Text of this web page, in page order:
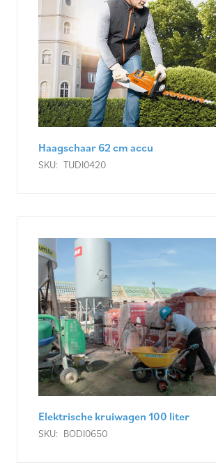
Haagschaar 62 cm accu
SKU: TUDI0420
Elektrische kruiwagen 100 liter
SKU: BODI0650